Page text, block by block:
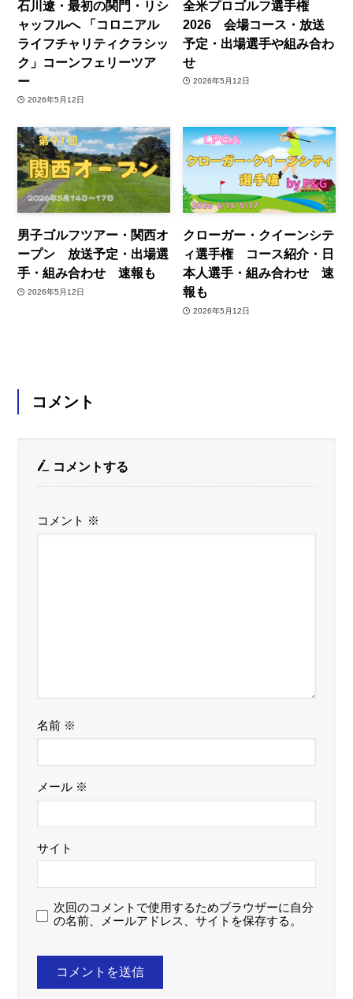
石川遼・最初の関門・リシ
ャッフルへ 「コロニアル
ライフチャリティクラシッ
ク」コーンフェリーツア
ー
2026年5月12日
全米プロゴルフ選手権
2026 会場コース・放送
予定・出場選手や組み合わ
せ
2026年5月12日
男子ゴルフツアー・関西オ
ープン 放送予定・出場選
手・組み合わせ 速報も
2026年5月12日
クローガー・クイーンシテ
ィ選手権 コース紹介・日
本人選手・組み合わせ 速
報も
2026年5月12日
コメント
コメントする
コメント ※
名前 ※
メール ※
サイト
次回のコメントで使用するためブラウザーに自分
の名前、メールアドレス、サイトを保存する。